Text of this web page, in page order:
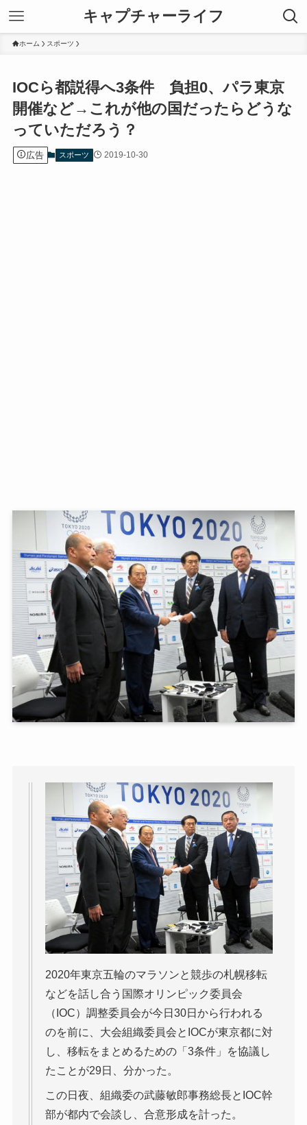
キャプチャーライフ
ホーム スポーツ
IOCら都説得へ3条件 負担0、パラ東京
開催など→これが他の国だったらどうな
っていただろう？
広告 スポーツ 2019-10-30
2020年東京五輪のマラソンと競歩の札幌移転
などを話し合う国際オリンピック委員会
（IOC）調整委員会が今日30日から行われる
のを前に、大会組織委員会とIOCが東京都に対
し、移転をまとめるための「3条件」を協議し
たことが29日、分かった。
この日夜、組織委の武藤敏郎事務総長とIOC幹
部が都内で会談し、合意形成を計った。